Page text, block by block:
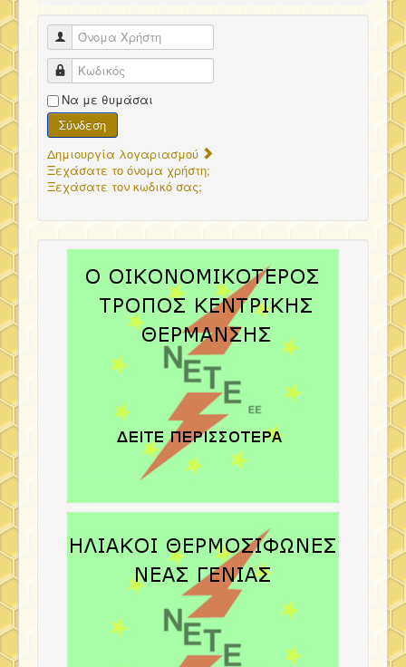
Όνομα Χρήστη
Κωδικός
Να με θυμάσαι
Σύνδεση
Δημιουργία λογαριασμού
Ξεχάσατε το όνομα χρήστη;
Ξεχάσατε τον κωδικό σας;